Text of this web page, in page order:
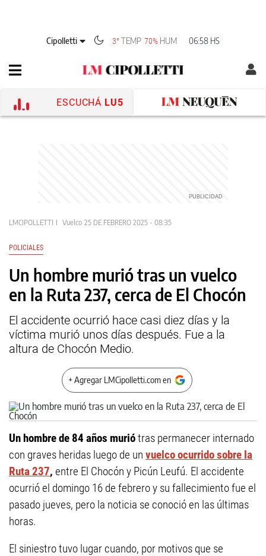
Cipolletti 3°TEMP 70% HUM 06:58 HS
ESCUCHÁ LU5
LMCIPOLLETTI Vuelco 25 DE FEBRERO 2025 - 08:35
POLICIALES
Un hombre murió tras un vuelco
en la Ruta 237, cerca de El Chocón
El accidente ocurrió hace casi diez días y la
víctima murió unos días después. Fue a la
altura de Chocón Medio.
+ Agregar LMCipolletti.com en
Un hombre de 84 años muriótras permanecer internado
con graves heridas luego de un vuelco ocurrido sobre la
Ruta 237, entre El Chocón y Picún Leufú. El accidente
ocurrió el domingo 16 de febrero y su fallecimiento fue el
pasado jueves, pero la noticia se conoció en las últimas
horas.
El siniestro tuvo lugar cuando, por motivos que se